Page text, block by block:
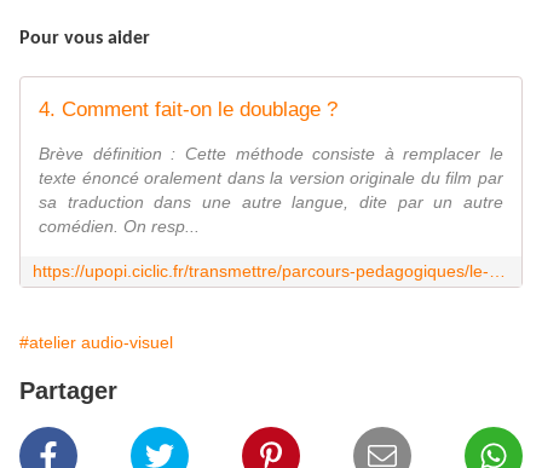
Pour vous aider
4. Comment fait-on le doublage ?
Brève définition : Cette méthode consiste à remplacer le
texte énoncé oralement dans la version originale du film par
sa traduction dans une autre langue, dite par un autre
comédien. On resp...
#atelier audio-visuel
Partager